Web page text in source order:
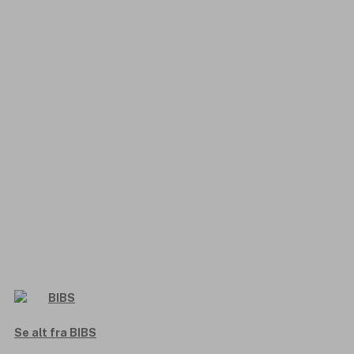
Se alt fra BIBS